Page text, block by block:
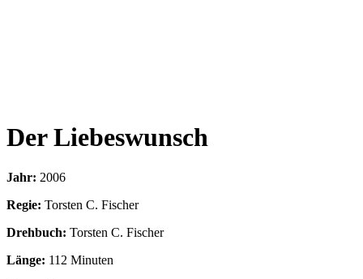
Der Liebeswunsch
Jahr: 2006
Regie: Torsten C. Fischer
Drehbuch: Torsten C. Fischer
Länge: 112 Minuten